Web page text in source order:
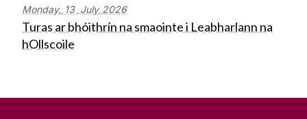
Monday, 13 July 2026
Turas ar bhóithrín na smaointe i Leabharlann na
hOllscoile